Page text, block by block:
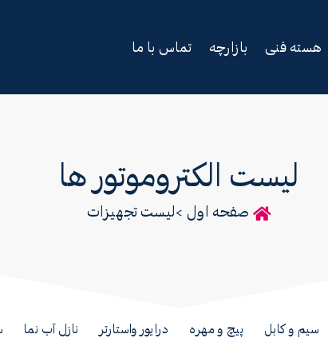
هسته فنی بازارچه تماس با ما
لیست الکتروموتور ها
صفحه اول >لیست تجهیزات
سیم و کابل پیچ و مهره درایور واستارتر نازل آب نما